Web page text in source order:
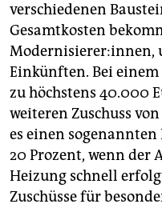
verschiedenen
Gesamtkosten
Modernisierer:innen,
Einkünften. Bei
zu höchstens 40.000
weiteren Zuschuss
es einen
20 Prozent, wenn der
Heizung schnell
Zuschüsse für